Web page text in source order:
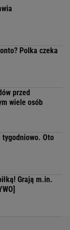
Polka czeka
przed
wiele osób
Oto
Grają m.in.